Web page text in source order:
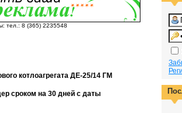
тел.: 8 (365) 2235548
котлоагрегата ДЕ-25/14 ГМ
сроком на 30 дней с даты